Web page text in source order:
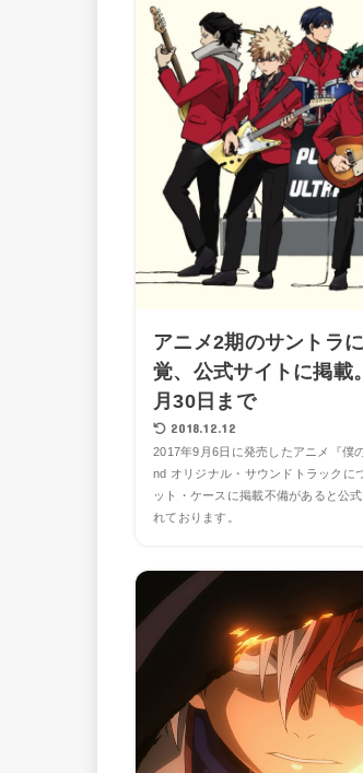
アニメ2期のサントラ
覚、公式サイトに掲載
月30日まで
2018.12.12
2017年9月6日に発売したアニメ『僕
nd オリジナル・サウンドトラックに
ット・ケースに掲載不備があると公
れております。